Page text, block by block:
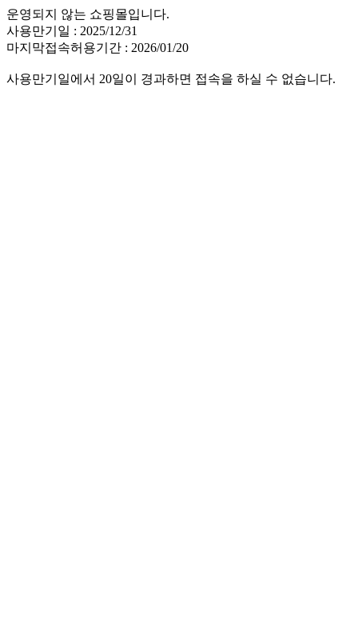
운영되지 않는 쇼핑몰입니다.
사용만기일 : 2025/12/31
마지막접속허용기간 : 2026/01/20
사용만기일에서 20일이 경과하면 접속을 하실 수 없습니다.